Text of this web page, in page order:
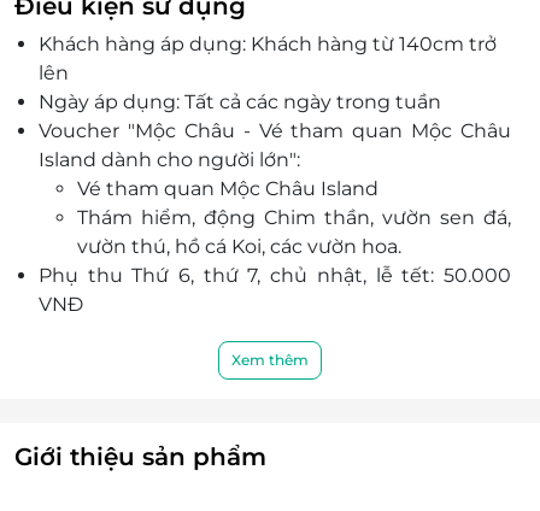
chơi ngoài trời.
Điểm đến phù hợp cho người lớn khám phá
thiên nhiên, văn hoá và trải nghiệm giải trí đa
dạng.
Điều kiện sử dụng
Khách hàng áp dụng: Khách hàng từ 140cm trở
lên
Ngày áp dụng: Tất cả các ngày trong tuần
Voucher "Mộc Châu - Vé tham quan Mộc Châu
Island dành cho người lớn":
Vé tham quan Mộc Châu Island
Thám hiểm, động Chim thần, vườn sen đá,
vườn thú, hồ cá Koi, các vườn hoa.
Phụ thu Thứ 6, thứ 7, chủ nhật, lễ tết: 50.000
VNĐ
Một khách hàng được mua nhiều E-
Voucher/E-Coupon
Xem thêm
Giới thiệu sản phẩm